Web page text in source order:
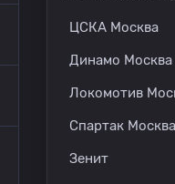
ЦСКА Москва
Динамо Москва
Локомотив
Спартак Москва
Зенит